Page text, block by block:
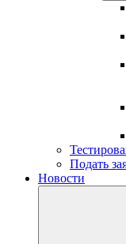
Подать
Новости